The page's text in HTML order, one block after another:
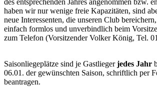
haben wir nur wenige freie Kapazitäten, sind
neue Interessenten, die unseren Club
einfach formlos und unverbindlich beim
zum Telefon (Vorsitzender Volker König, Tel.
Saisonliegeplätze sind je Gastliegerjedes Jahr
06.01. der gewünschten Saison, schriftlich per
beantragen.